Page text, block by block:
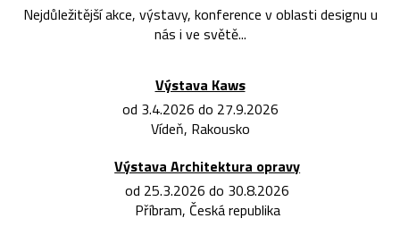
Nejdůležitější akce, výstavy, konference v oblasti designu u
nás i ve světě...
Výstava Kaws
od 3.4.2026 do 27.9.2026
Vídeň, Rakousko
Výstava Architektura opravy
od 25.3.2026 do 30.8.2026
Příbram, Česká republika